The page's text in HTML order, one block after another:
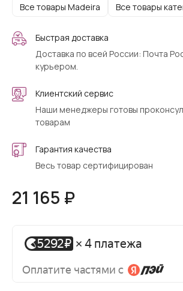
Все товары Madeira Все товары
Быстрая доставка
Доставка по всей России: Почта
курьером.
Клиентский сервис
Наши менеджеры готовы
товарам
Гарантия качества
Весь товар сертифицирован
21 165 ₽